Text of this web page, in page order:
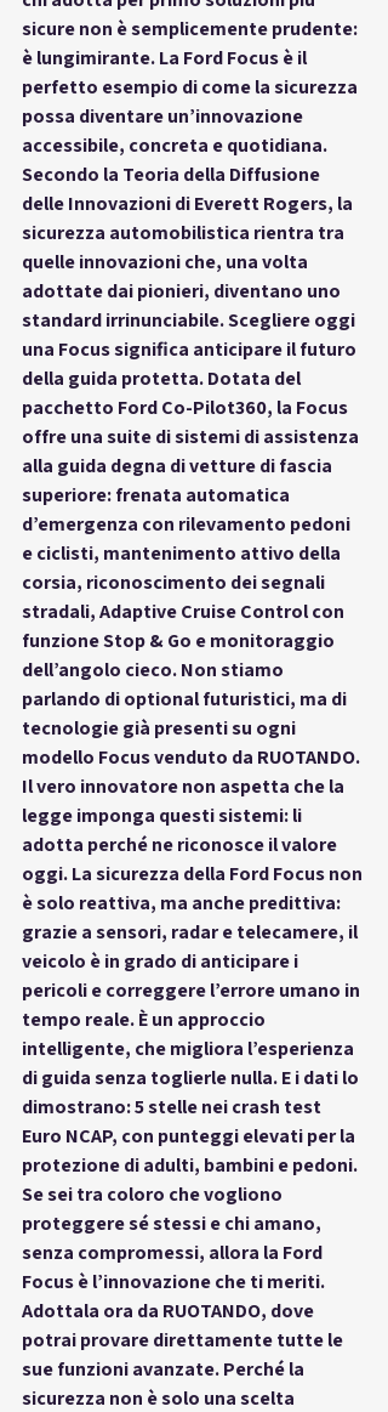
sicure non è semplicemente prudente:
è lungimirante. La Ford Focus è il
perfetto esempio di come la sicurezza
possa diventare un’innovazione
accessibile, concreta e quotidiana.
Secondo la Teoria della Diffusione
delle Innovazioni di Everett Rogers, la
sicurezza automobilistica rientra tra
quelle innovazioni che, una volta
adottate dai pionieri, diventano uno
standard irrinunciabile. Scegliere oggi
una Focus significa anticipare il futuro
della guida protetta. Dotata del
pacchetto Ford Co-Pilot360, la Focus
offre una suite di sistemi di assistenza
alla guida degna di vetture di fascia
superiore: frenata automatica
d’emergenza con rilevamento pedoni
e ciclisti, mantenimento attivo della
corsia, riconoscimento dei segnali
stradali, Adaptive Cruise Control con
funzione Stop & Go e monitoraggio
dell’angolo cieco. Non stiamo
parlando di optional futuristici, ma di
tecnologie già presenti su ogni
modello Focus venduto da RUOTANDO.
Il vero innovatore non aspetta che la
legge imponga questi sistemi: li
adotta perché ne riconosce il valore
oggi. La sicurezza della Ford Focus non
è solo reattiva, ma anche predittiva:
grazie a sensori, radar e telecamere, il
veicolo è in grado di anticipare i
pericoli e correggere l’errore umano in
tempo reale. È un approccio
intelligente, che migliora l’esperienza
di guida senza toglierle nulla. E i dati lo
dimostrano: 5 stelle nei crash test
Euro NCAP, con punteggi elevati per la
protezione di adulti, bambini e pedoni.
Se sei tra coloro che vogliono
proteggere sé stessi e chi amano,
senza compromessi, allora la Ford
Focus è l’innovazione che ti meriti.
Adottala ora da RUOTANDO, dove
potrai provare direttamente tutte le
sue funzioni avanzate. Perché la
sicurezza non è solo una scelta